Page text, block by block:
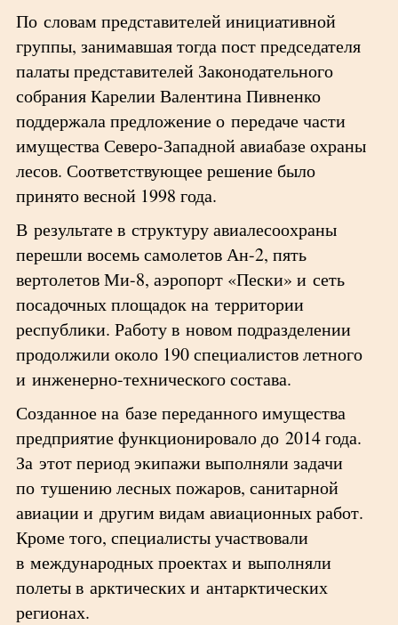
По словам представителей инициативной
группы, занимавшая тогда пост председателя
палаты представителей Законодательного
собрания Карелии Валентина Пивненко
поддержала предложение о передаче части
имущества Северо-Западной авиабазе охраны
лесов. Соответствующее решение было
принято весной 1998 года.
В результате в структуру авиалесоохраны
перешли восемь самолетов Ан-2, пять
вертолетов Ми-8, аэропорт «Пески» и сеть
посадочных площадок на территории
республики. Работу в новом подразделении
продолжили около 190 специалистов летного
и инженерно-технического состава.
Созданное на базе переданного имущества
предприятие функционировало до 2014 года.
За этот период экипажи выполняли задачи
по тушению лесных пожаров, санитарной
авиации и другим видам авиационных работ.
Кроме того, специалисты участвовали
в международных проектах и выполняли
полеты в арктических и антарктических
регионах.